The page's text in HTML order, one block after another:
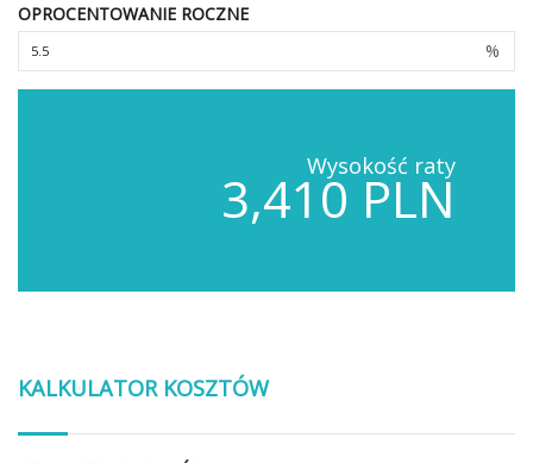
OPROCENTOWANIE ROCZNE
%
Wysokość raty
3,410 PLN
KALKULATOR KOSZTÓW